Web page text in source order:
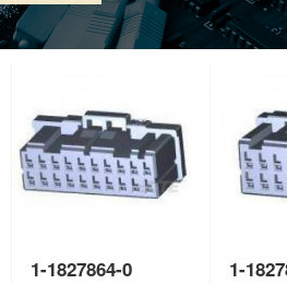
1-1827864-0 1-